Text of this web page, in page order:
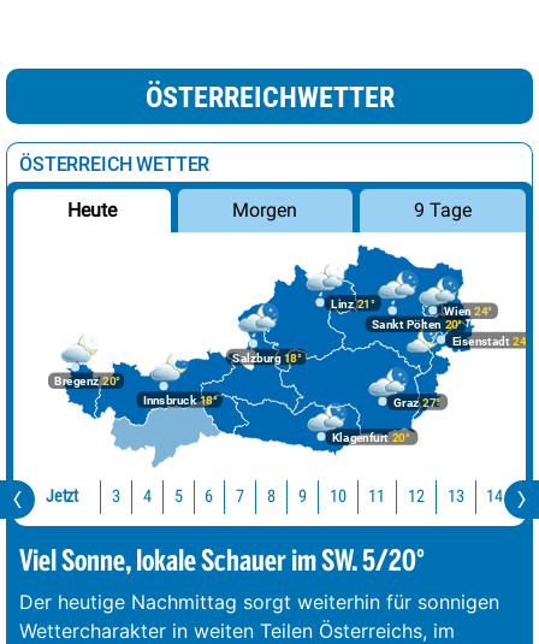
ÖSTERREICHWETTER
ÖSTERREICH WETTER
Heute Morgen 9 Tage
Bregenz20°
Graz27°
Innsbruck18°
Klagenfurt 20°
Linz21°
Salzburg18°
Wien 24°
Eisenstadt 24°
Sankt Pölten 20°
Jetzt 3 4 5 6 7 8 9 10 11 12 13 14
Viel Sonne, lokale Schauer im SW. 5/20°
Der heutige Nachmittag sorgt weiterhin für sonnigen
Wettercharakter in weiten Teilen Österreichs, im